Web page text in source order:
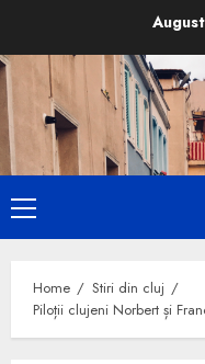
content
Primary
Menu
Home
Stiri din cluj
Piloții clujeni Norbert și